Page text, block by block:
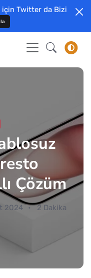
için Twitter da Bizi
Çözüm
2024 2 Dakika